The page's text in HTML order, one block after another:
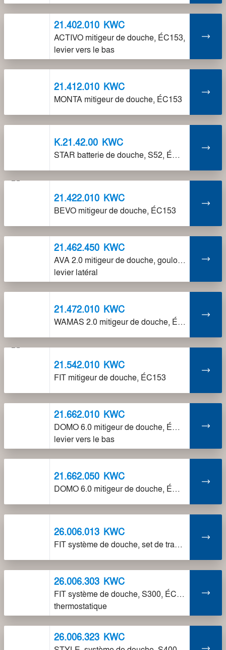
21.402.010 KWC
ACTIVO mitigeur de douche, ÉC153,
levier vers le bas
21.412.010 KWC
MONTA mitigeur de douche, ÉC153
K.21.42.00 KWC
STAR batterie de douche, S52, ÉC153
21.422.010 KWC
BEVO mitigeur de douche, ÉC153
21.462.450 KWC
AVA 2.0 mitigeur de douche, goulot fixe ÉC153,
levier latéral
21.472.010 KWC
WAMAS 2.0 mitigeur de douche, ÉC153
21.542.010 KWC
FIT mitigeur de douche, ÉC153
21.662.010 KWC
DOMO 6.0 mitigeur de douche, ÉC153,
levier vers le bas
21.662.050 KWC
DOMO 6.0 mitigeur de douche, ÉC120
26.006.013 KWC
FIT système de douche, set de transformation, S300, L110
26.006.303 KWC
FIT système de douche, S300, ÉC153,
thermostatique
26.006.323 KWC